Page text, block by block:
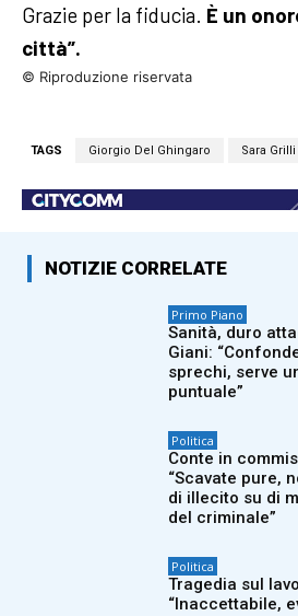
Grazie per la fiducia. È un
città”.
© Riproduzione riservata
TAGS Giorgio Del Ghingaro Sara Grilli
NOTIZIE CORRELATE
Primo Piano
Sanità, duro
Giani:
sprechi, serve
puntuale”
Politica
Conte in
“Scavate pure,
di illecito su di
del criminale”
Politica
Tragedia sul
“Inaccettabile,